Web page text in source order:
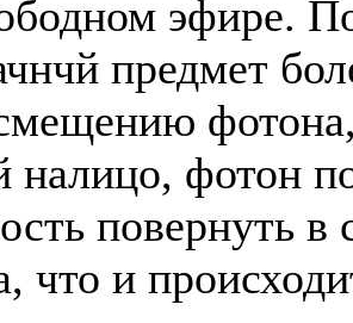
эфире.
предмет
фотона,
налицо, фотон
повернуть в
что и